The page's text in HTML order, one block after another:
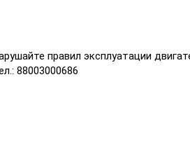
правил эксплуатации
88003000686